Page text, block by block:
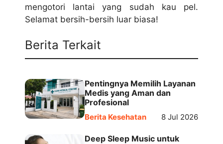
mengotori lantai yang sudah kau pel.
Selamat bersih-bersih luar biasa!
Berita Terkait
Pentingnya Memilih Layanan
Medis yang Aman dan
Profesional
Berita Kesehatan 8 Jul 2026
Deep Sleep Music untuk